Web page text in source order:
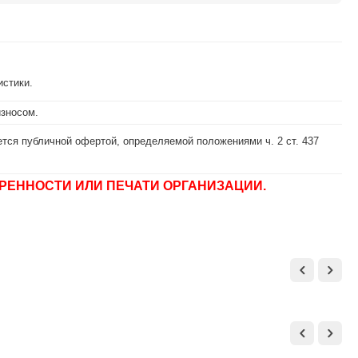
публичной офертой, определяемой положениями ч. 2 ст. 437
ИЛИ ПЕЧАТИ ОРГАНИЗАЦИИ.